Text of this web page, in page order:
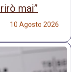
mai”
10 Agosto 2026